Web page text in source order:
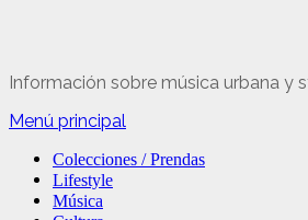
Información sobre música urbana y
Menú principal
Colecciones / Prendas
Lifestyle
Música